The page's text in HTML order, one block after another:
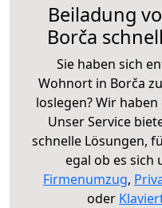
Beiladung
Borča
Sie haben sich
Wohnort in Borča
loslegen? Wir
Unser Service
schnelle Lösungen,
egal ob es sich
Firmenumzug,
oder